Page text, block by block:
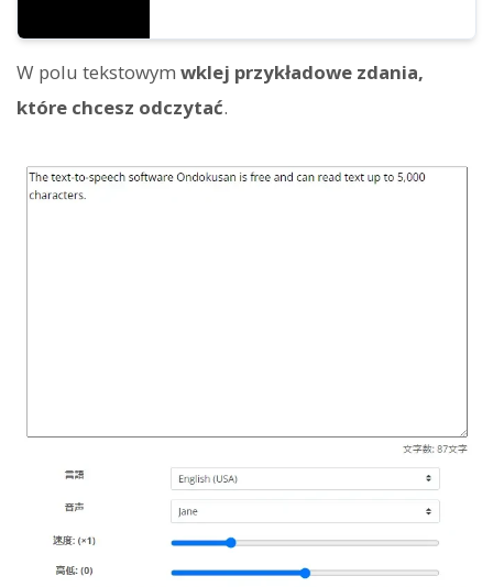
W polu tekstowym wklej przykładowe zdania,
które chcesz odczytać.